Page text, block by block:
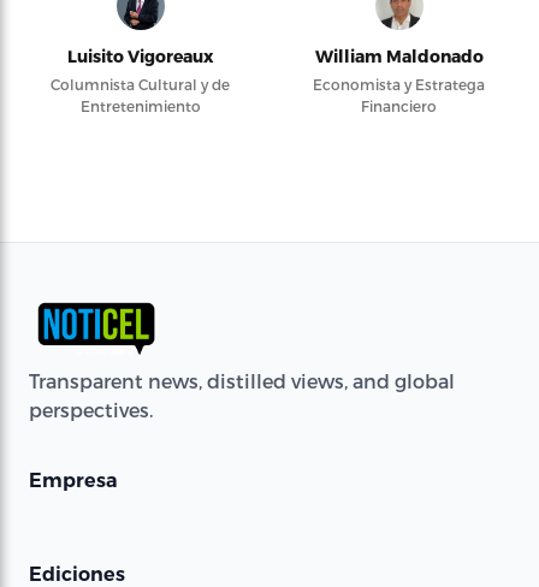
Luisito Vigoreaux
Columnista Cultural y de
Entretenimiento
William Maldonado
Economista y Estratega
Financiero
Transparent news, distilled views, and global
perspectives.
Empresa
Ediciones